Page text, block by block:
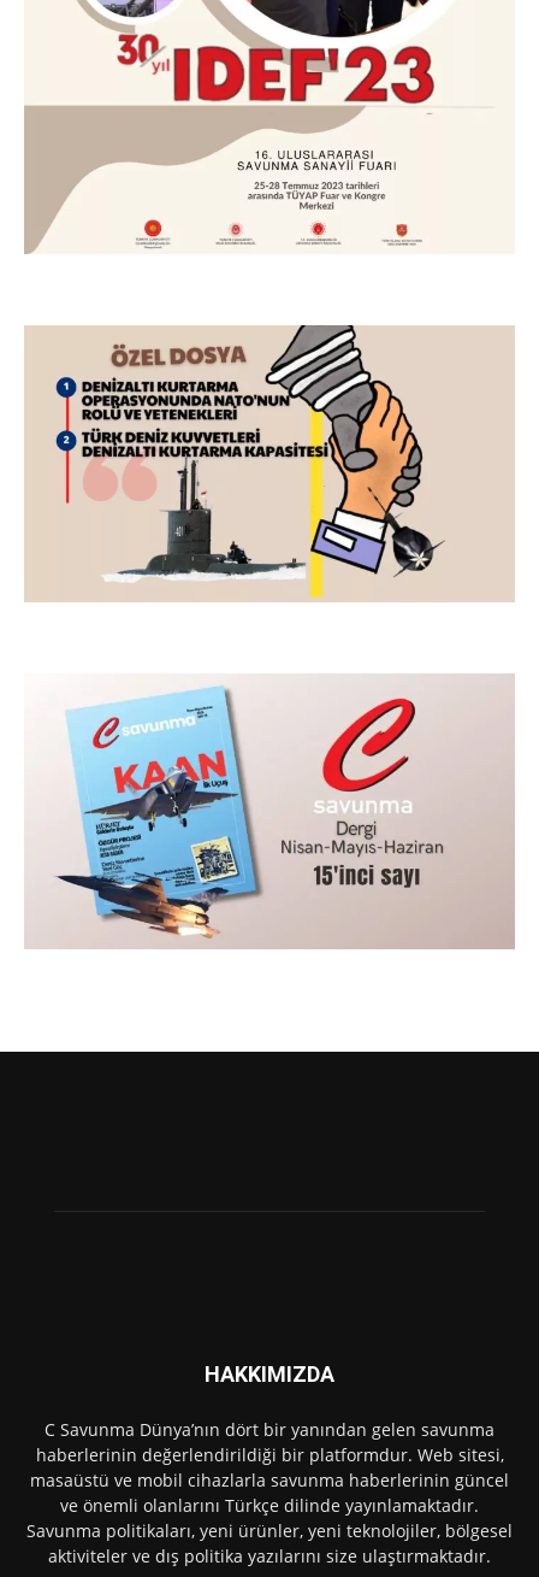
HAKKIMIZDA
C Savunma Dünya’nın dört bir yanından gelen savunma
haberlerinin değerlendirildiği bir platformdur. Web sitesi,
masaüstü ve mobil cihazlarla savunma haberlerinin güncel
ve önemli olanlarını Türkçe dilinde yayınlamaktadır.
Savunma politikaları, yeni ürünler, yeni teknolojiler, bölgesel
aktiviteler ve dış politika yazılarını size ulaştırmaktadır.